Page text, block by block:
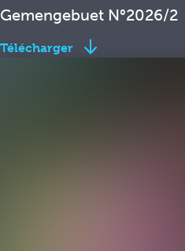
Gemengebuet N°2026/2
Télécharger